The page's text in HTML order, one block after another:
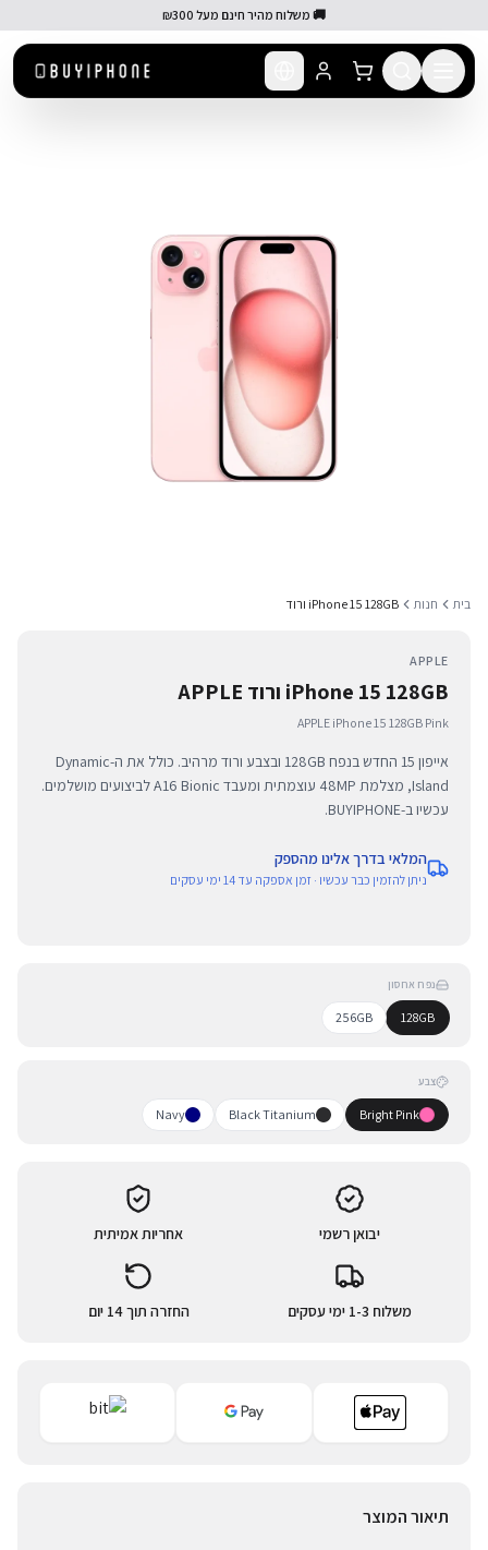
🚚 משלוח מהיר חינם מעל ₪300
בית חנות iPhone 15 128GB ורוד
APPLE
iPhone 15 128GB ורוד APPLE
APPLE iPhone 15 128GB Pink
אייפון 15 החדש בנפח 128GB ובצבע ורוד מרהיב. כולל את ה-Dynamic
Island, מצלמת 48MP עוצמתית ומעבד A16 Bionic לביצועים מושלמים.
עכשיו ב-BUYIPHONE.
המלאי בדרך אלינו מהספק
ניתן להזמין כבר עכשיו · זמן אספקה עד 14 ימי עסקים
נפח אחסון
128GB
256GB
צבע
Bright Pink
Black Titanium
Navy
יבואן רשמי אחריות אמיתית
משלוח 1-3 ימי עסקים החזרה תוך 14 יום
תיאור המוצר